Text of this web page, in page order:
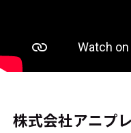
株式会社アニプ